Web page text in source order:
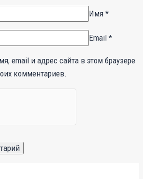
Имя *
Email *
email и адрес сайта в этом браузере
комментариев.